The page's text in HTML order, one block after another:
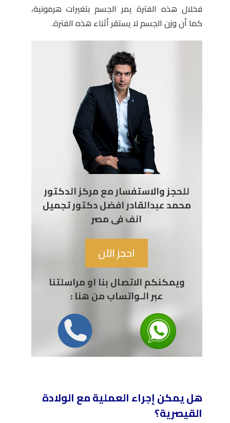
فخلال هذه الفترة يمر الجسم بتغيرات هرمونية،
كما أن وزن الجسم لا يستقر أثناء هذه الفترة.
للحجز والاستفسار مع مركز الدكتور
محمد عبدالقادر افضل دكتور تجميل
انف فى مصر
احجز الآن
ويمكنكم الاتصال بنا او مراسلتنا
عبر الـواتساب من هنا :
هل يمكن إجراء العملية مع الولادة
القيصرية؟